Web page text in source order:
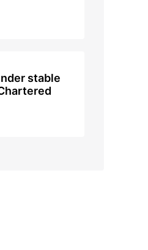
stable